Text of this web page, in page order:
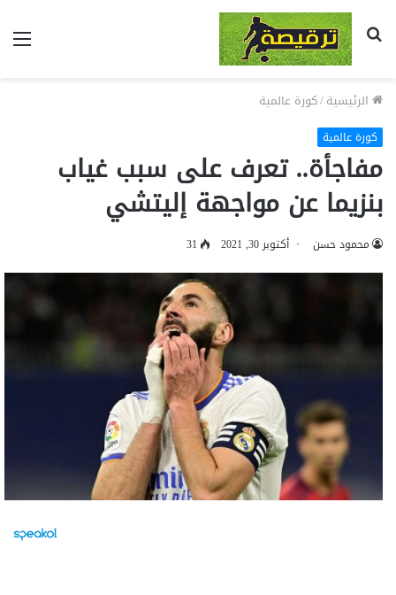
بحث
عن
الرئيسية/كورة عالمية
كورة عالمية
مفاجأة.. تعرف على سبب غياب
بنزيما عن مواجهة إليتشي
محمود حسن أكتوبر 30, 2021 31